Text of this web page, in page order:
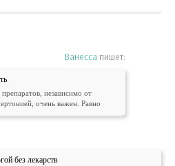
Ванесса пишет:
независимо от
очень важен. Равно
без лекарств